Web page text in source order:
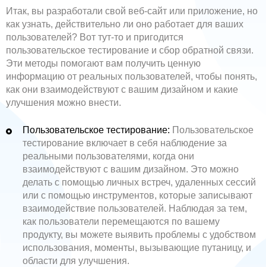
Итак, вы разработали свой веб-сайт или приложение, но
как узнать, действительно ли оно работает для ваших
пользователей? Вот тут-то и пригодится
пользовательское тестирование и сбор обратной связи.
Эти методы помогают вам получить ценную
информацию от реальных пользователей, чтобы понять,
как они взаимодействуют с вашим дизайном и какие
улучшения можно внести.
Пользовательское тестирование: Пользовательское
тестирование включает в себя наблюдение за
реальными пользователями, когда они
взаимодействуют с вашим дизайном. Это можно
делать с помощью личных встреч, удаленных сессий
или с помощью инструментов, которые записывают
взаимодействие пользователей. Наблюдая за тем,
как пользователи перемещаются по вашему
продукту, вы можете выявить проблемы с удобством
использования, моменты, вызывающие путаницу, и
области для улучшения.